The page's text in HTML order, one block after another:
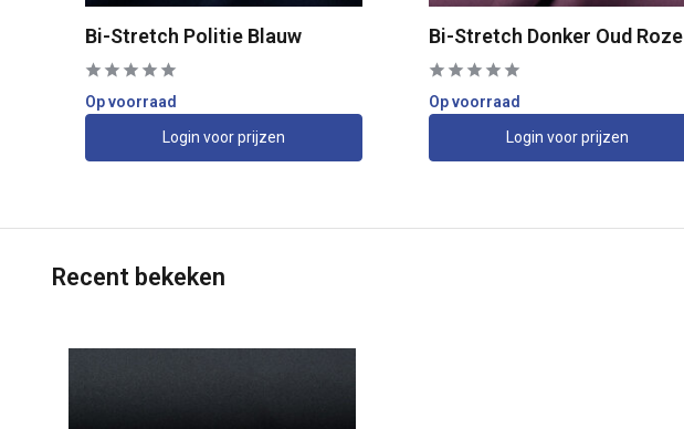
Bi-Stretch Politie Blauw
Op voorraad
Login voor prijzen
Bi-Stretch Donker Oud Roze
Op voorraad
Login voor prijzen
Recent bekeken